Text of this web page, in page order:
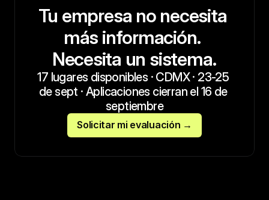
Tu empresa no necesita
más información.
Necesita un sistema.
17 lugares disponibles · CDMX · 23-25
de sept · Aplicaciones cierran el 16 de
septiembre
Solicitar mi evaluación →